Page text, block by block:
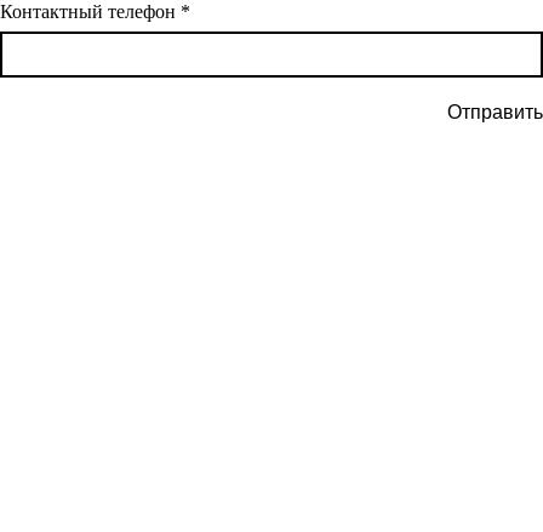
Контактный телефон *
Отправить